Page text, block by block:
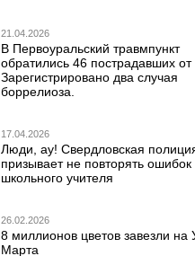
21.04.2026
В Первоуральский травмпункт
обратились 46 пострадавших от
Зарегистрировано два случая
боррелиоза.
17.04.2026
Люди, ау! Свердловская
призывает не повторять ошибок
школьного учителя
26.02.2026
8 миллионов цветов завезли на
Марта